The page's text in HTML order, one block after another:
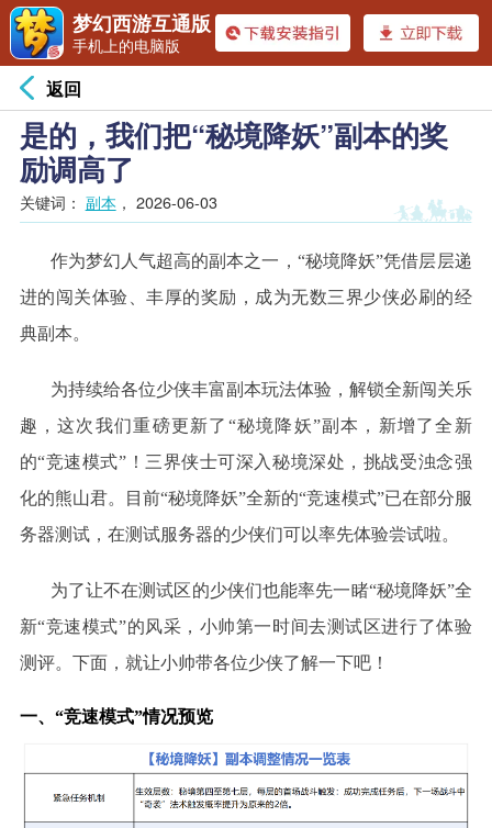
返回
是的，我们把“秘境降妖”副本的奖
励调高了
关键词： 副本 ， 2026-06-03
作为梦幻人气超高的副本之一， “秘境降妖”凭借层层递
进的闯关体验、丰厚的奖励，成为无数三界少侠必刷的经
典副本。
为持续给各位少侠丰富副本玩法体验，解锁全新闯关乐
趣，这次我们重磅更新了 “秘境降妖”副本，新增了全新
的“竞速模式”！三界侠士可深入秘境深处，挑战受浊念强
化的熊山君。目前“秘境降妖”全新的“竞速模式”已在部分服
务器测试，在测试服务器的少侠们可以率先体验尝试啦。
为了让不在测试区的少侠们也能率先一睹“秘境降妖”全
新“竞速模式”的风采，小帅第一时间去测试区进行了体验
测评。下面，就让小帅带各位少侠了解一下吧！
一、 “竞速模式”情况预览
梦幻西游互通版
手机上的电脑版